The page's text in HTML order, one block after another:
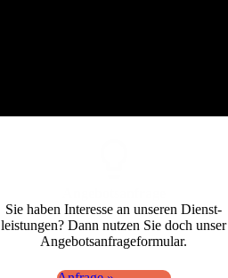
Sie haben Interesse an unseren Dienst­
leistungen? Dann nutzen Sie doch unser
Angebots­anfrage­formular.